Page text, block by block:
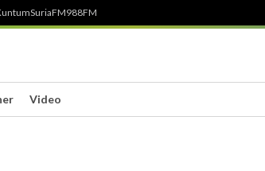
SuriaFM988FM
Video